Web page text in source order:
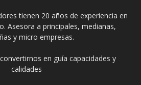
tienen 20 años de experiencia en
Asesora a principales, medianas,
y micro empresas.
en guía capacidades y
calidades